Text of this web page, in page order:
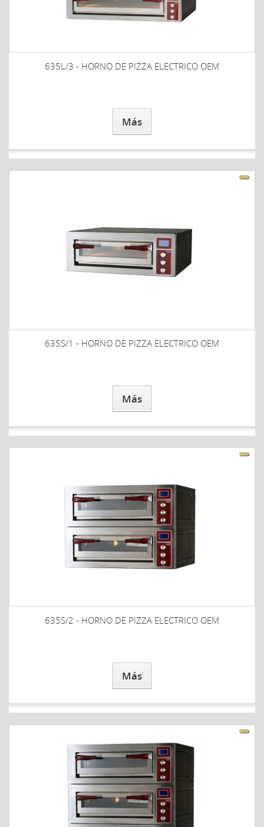
635L/3 - HORNO DE PIZZA ELECTRICO OEM
Más
635S/1 - HORNO DE PIZZA ELECTRICO OEM
Más
635S/2 - HORNO DE PIZZA ELECTRICO OEM
Más